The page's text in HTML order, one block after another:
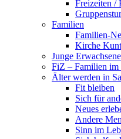
Freizeiten /
Familien
Familien-
Kirche
Junge Erwachsene
FiZ – Familien im
Älter werden in
Fit bleiben
Sich für
Neues
Andere
Sinn im